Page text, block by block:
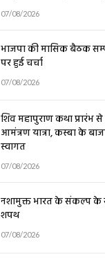
07/08/2026
भाजपा की मासिक बैठक
पर हुई चर्चा
07/08/2026
शिव महापुराण कथा प्रारंभ
आमंत्रण यात्रा, कस्बा के
स्वागत
07/08/2026
नशामुक्त भारत के संकल्प के
शपथ
07/08/2026